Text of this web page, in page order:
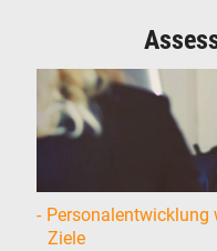
Personalentwicklung
Ziele